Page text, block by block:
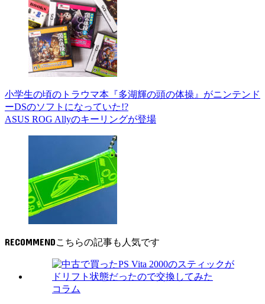
小学生の頃のトラウマ本『多湖輝の頭の体操』がニンテンド
ーDSのソフトになっていた!?
ASUS ROG Allyのキーリングが登場
RECOMMEND
コラム